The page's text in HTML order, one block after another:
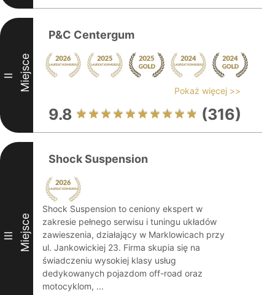
II Miejsce
P&C Centergum
Pokaż więcej >>
9.8 (316)
III Miejsce
Shock Suspension
Shock Suspension to ceniony ekspert w
zakresie pełnego serwisu i tuningu układów
zawieszenia, działający w Marklowicach przy
ul. Jankowickiej 23. Firma skupia się na
świadczeniu wysokiej klasy usług
dedykowanych pojazdom off-road oraz
motocyklom, ...